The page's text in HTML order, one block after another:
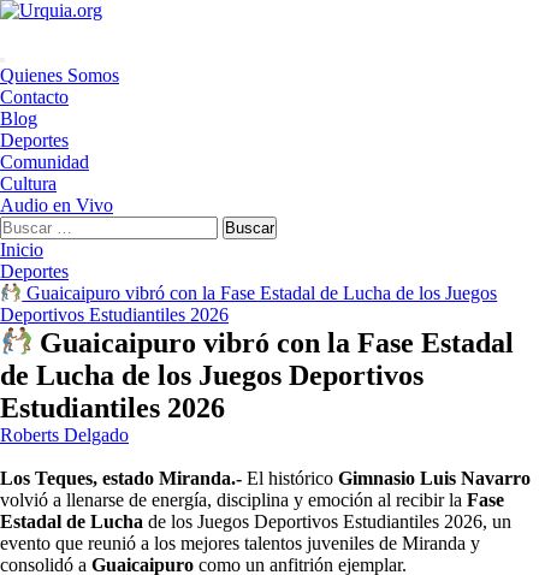
Saltar
Menú
principal
Quienes Somos
Contacto
Blog
Deportes
Comunidad
Cultura
Audio en Vivo
Buscar:
Inicio
Deportes
​ Guaicaipuro vibró con la Fase Estadal de Lucha de los Juegos
Deportivos Estudiantiles 2026
​ Guaicaipuro vibró con la Fase Estadal
de Lucha de los Juegos Deportivos
Estudiantiles 2026
Roberts Delgado
Los Teques, estado Miranda.- El histórico Gimnasio Luis Navarro
volvió a llenarse de energía, disciplina y emoción al recibir la Fase
Estadal de Lucha de los Juegos Deportivos Estudiantiles 2026, un
evento que reunió a los mejores talentos juveniles de Miranda y
consolidó a Guaicaipuro como un anfitrión ejemplar.